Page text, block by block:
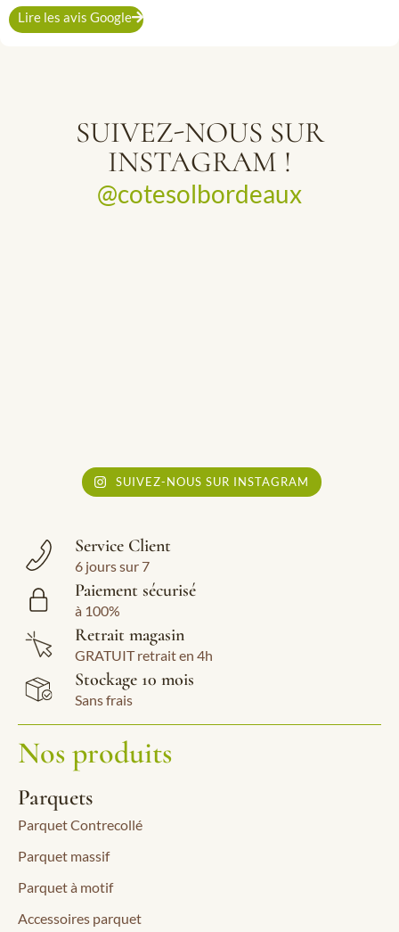
Lire les avis Google
SUIVEZ-NOUS SUR
INSTAGRAM !
@cotesolbordeaux
SUIVEZ-NOUS SUR INSTAGRAM
Service Client
6 jours sur 7
Paiement sécurisé
à 100%
Retrait magasin
GRATUIT retrait en 4h
Stockage 10 mois
Sans frais
Nos produits
Parquets
Parquet Contrecollé
Parquet massif
Parquet à motif
Accessoires parquet